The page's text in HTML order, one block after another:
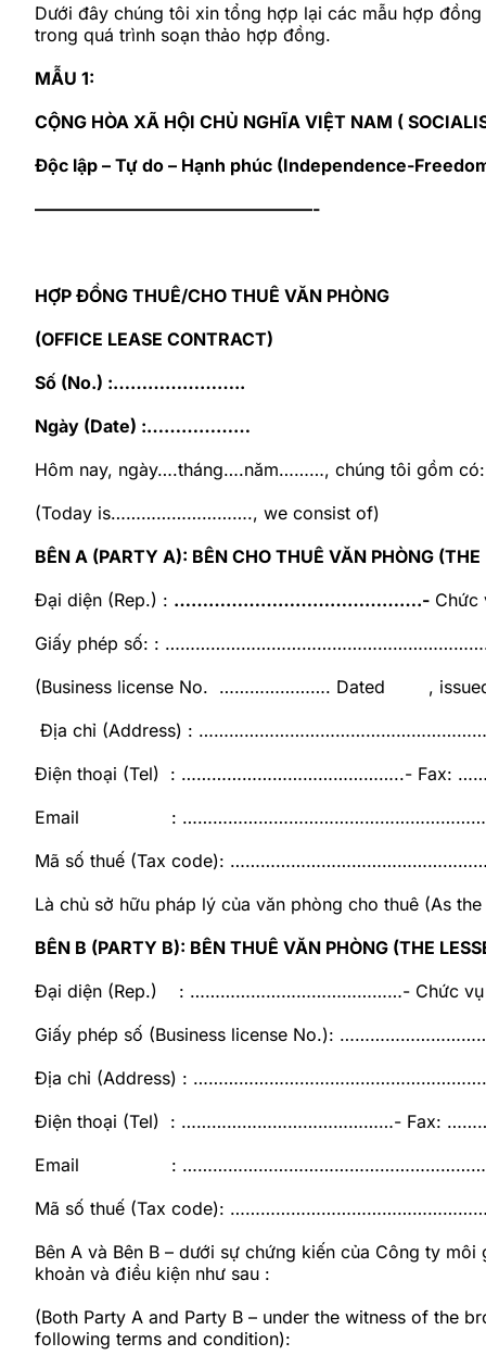
Dưới đây chúng tôi xin tổng hợp lại các mẫu hợp
trong quá trình soạn thảo hợp đồng.
MẪU 1:
CỘNG HÒA XÃ HỘI CHỦ NGHĨA VIỆT NAM (
Độc lập – Tự do – Hạnh phúc (Independence-
————————————————-
HỢP ĐỒNG THUÊ/CHO THUÊ VĂN PHÒNG
(OFFICE LEASE CONTRACT)
Số (No.) :…………………..
Ngày (Date) :………………
Hôm nay, ngày….tháng….năm………, chúng tôi gồm có:
(Today is………………………., we consist of)
BÊN A (PARTY A): BÊN CHO THUÊ VĂN PHÒNG (THE
Đại diện (Rep.) : …………………………………….-
Giấy phép số: :
(Business license No. …………………. Dated ,
Địa chỉ (Address) :
Điện thoại (Tel) : ……………………………………..- Fax:
Email :
Mã số thuế (Tax code):
Là chủ sở hữu pháp lý của văn phòng cho thuê (As
BÊN B (PARTY B): BÊN THUÊ VĂN PHÒNG (THE
Đại diện (Rep.) : ……………………………………- Chức
Giấy phép số (Business license No.):
Địa chỉ (Address) :
Điện thoại (Tel) : ……………………………………- Fax:
Email :
Mã số thuế (Tax code):
Bên A và Bên B – dưới sự chứng kiến của Công ty
khoản và điều kiện như sau :
(Both Party A and Party B – under the witness of the
following terms and condition):